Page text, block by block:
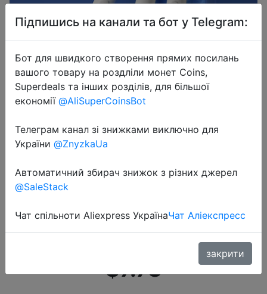
2020-09-08
Xiaomi Sonic электрическая
перезаряжаемая умная
ультразвуковая зубная щетка 2
режима IPX7 Водонепроницаемая
Xiami Xiomi
$7.73
Підпишись на канали та бот у Telegram:
Бот для швидкого створення прямих посилань
вашого товару на роздліли монет Coins,
Superdeals та інших розділів, для більшої
економії @AliSuperCoinsBot
Телеграм канал зі знижками виключно для
України @ZnyzkaUa
Автоматичний збирач знижок з різних джерел
@SaleStack
Чат спільноти Aliexpress УкраїнаЧат Аліекспресс
закрити